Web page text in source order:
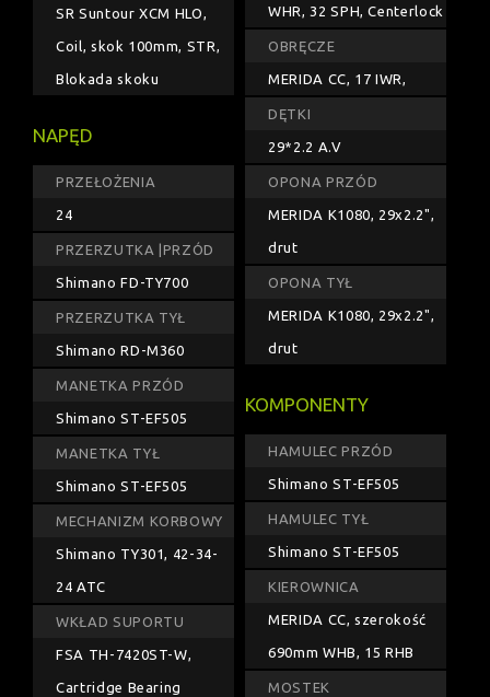
SR Suntour XCM HLO,
Coil, skok 100mm, STR,
Blokada skoku
NAPĘD
PRZEŁOŻENIA
24
PRZERZUTKA |PRZÓD
Shimano FD-TY700
PRZERZUTKA TYŁ
Shimano RD-M360
MANETKA PRZÓD
Shimano ST-EF505
MANETKA TYŁ
Shimano ST-EF505
MECHANIZM KORBOWY
Shimano TY301, 42-34-
24 ATC
WKŁAD SUPORTU
FSA TH-7420ST-W,
Cartridge Bearing
WHR, 32 SPH, Centerlock
OBRĘCZE
MERIDA CC, 17 IWR,
DĘTKI
29*2.2 A.V
OPONA PRZÓD
MERIDA K1080, 29x2.2",
drut
OPONA TYŁ
MERIDA K1080, 29x2.2",
drut
KOMPONENTY
HAMULEC PRZÓD
Shimano ST-EF505
HAMULEC TYŁ
Shimano ST-EF505
KIEROWNICA
MERIDA CC, szerokość
690mm WHB, 15 RHB
MOSTEK